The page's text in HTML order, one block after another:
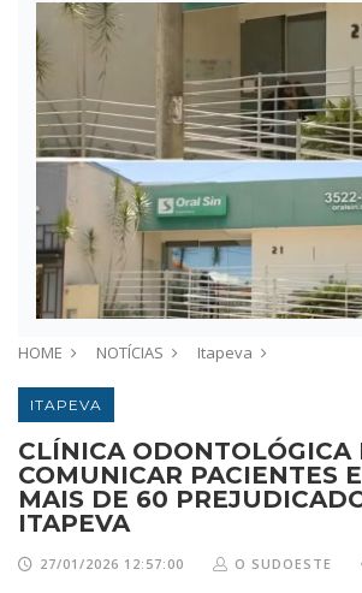
HOME NOTÍCIAS Itapeva
ITAPEVA
CLÍNICA ODONTOLÓGICA
COMUNICAR PACIENTES
MAIS DE 60
ITAPEVA
27/01/2026 12:57:00 O SUDOESTE